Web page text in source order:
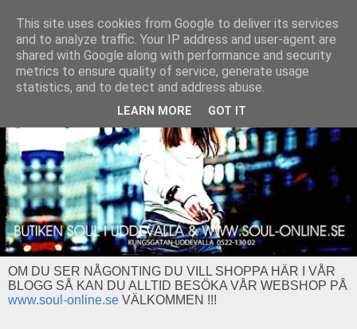
OM DU SER NÅGONTING DU VILL SHOPPA HÄR I VÅR
BLOGG SÅ KAN DU ALLTID BESÖKA VÅR WEBSHOP PÅ
www.soul-online.se VÄLKOMMEN !!!
This site uses cookies from Google to deliver its services
and to analyze traffic. Your IP address and user-agent are
shared with Google along with performance and security
metrics to ensure quality of service, generate usage
statistics, and to detect and address abuse.
LEARN MORE GOT IT